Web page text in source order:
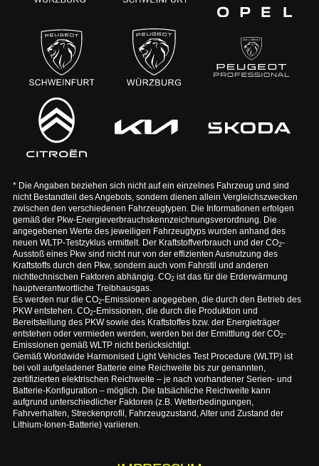
* Die Angaben beziehen sich nicht auf ein einzelnes Fahrzeug und sind
nicht Bestandteil des Angebots, sondern dienen allein Vergleichszwecken
zwischen den verschiedenen Fahrzeugtypen. Die Informationen erfolgen
gemäß der Pkw-Energieverbrauchskennzeichnungsverordnung. Die
angegebenen Werte des jeweiligen Fahrzeugtyps wurden anhand des
neuen WLTP-Testzyklus ermittelt. Der Kraftstoffverbrauch und der CO2-
Ausstoß eines Pkw sind nicht nur von der effizienten Ausnutzung des
Kraftstoffs durch den Pkw, sondern auch vom Fahrstil und anderen
nichttechnischen Faktoren abhängig. CO2ist das für die Erderwärmung
hauptverantwortliche Treibhausgas.
Es werden nur die CO2-Emissionen angegeben, die durch den Betrieb des
PKW entstehen. CO2-Emissionen, die durch die Produktion und
Bereitstellung des PKW sowie des Kraftstoffes bzw. der Energieträger
entstehen oder vermieden werden, werden bei der Ermittlung der CO2-
Emissionen gemäß WLTP nicht berücksichtigt.
Gemäß Worldwide Harmonised Light Vehicles Test Procedure (WLTP) ist
bei voll aufgeladener Batterie eine Reichweite bis zur genannten,
zertifizierten elektrischen Reichweite – je nach vorhandener Serien- und
Batterie-Konfiguration – möglich. Die tatsächliche Reichweite kann
aufgrund unterschiedlicher Faktoren (z.B. Wetterbedingungen,
Fahrverhalten, Streckenprofil, Fahrzeugzustand, Alter und Zustand der
Lithium-Ionen-Batterie) variieren.